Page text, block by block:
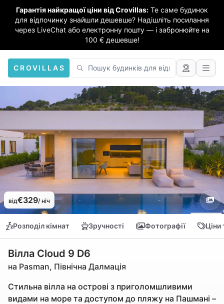
Гарантія найкращої ціни від Crovillas: Те саме будинок
для відпочинку знайшли дешевше? Надішліть посилання
через LiveChat або електронну пошту — і забронюйте на
100 € дешевше!
CROVILLAS
від€329/ ніч
Розподіл кімнат Зручності Фотографії Ціни
Вілла Cloud 9 D6
на Pasman, Північна Далмація
Стильна вілла на острові з приголомшливими
видами на море та доступом до пляжу на Пашмані –